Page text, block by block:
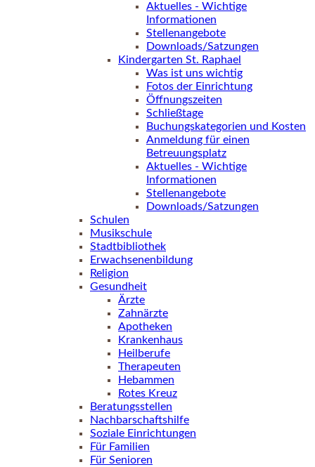
Aktuelles - Wichtige
Informationen
Stellenangebote
Downloads/Satzungen
Kindergarten St. Raphael
Was ist uns wichtig
Fotos der Einrichtung
Öffnungszeiten
Schließtage
Buchungskategorien und Kosten
Anmeldung für einen
Betreuungsplatz
Aktuelles - Wichtige
Informationen
Stellenangebote
Downloads/Satzungen
Schulen
Musikschule
Stadtbibliothek
Erwachsenenbildung
Religion
Gesundheit
Ärzte
Zahnärzte
Apotheken
Krankenhaus
Heilberufe
Therapeuten
Hebammen
Rotes Kreuz
Beratungsstellen
Nachbarschaftshilfe
Soziale Einrichtungen
Für Familien
Für Senioren